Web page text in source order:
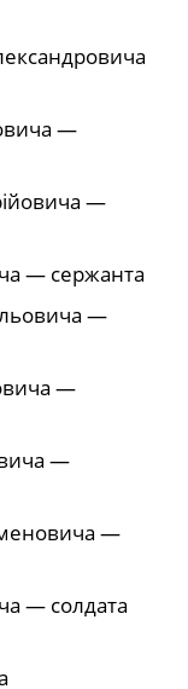
—
—
— сержанта
—
—
—
—
— солдата